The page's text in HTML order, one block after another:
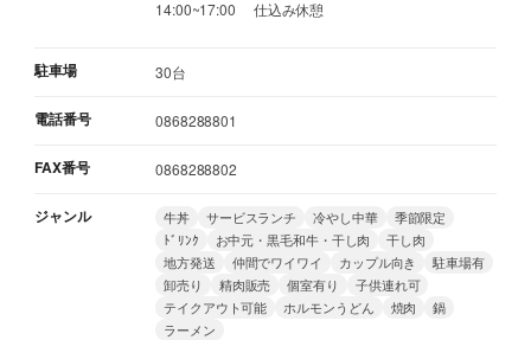
14:00~17:00 仕込み休憩
駐車場 30台
電話番号 0868288801
FAX番号 0868288802
ジャンル 牛丼 サービスランチ 冷やし中華
季節限定
ﾄﾞﾘﾝｸ
お中元・黒毛和牛・干し肉
干し肉
地方発送
仲間でワイワイ カップル向き
駐車場有
卸売り
精肉販売 個室有り
子供連れ可
テイクアウト可能
ホルモンうどん 焼肉
鍋
ラーメン